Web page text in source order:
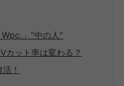
」"中の人"
カット率は変わる？
！